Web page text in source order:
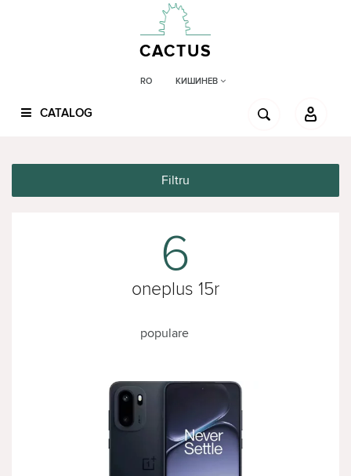
CACTUS
RO КИШИНЕВ
CATALOG
6
oneplus 15r
Filtru